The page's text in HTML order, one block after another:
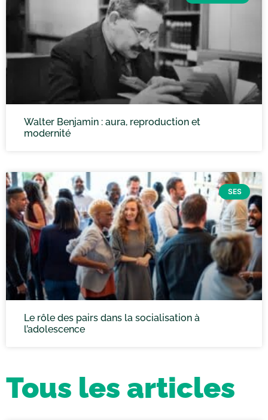
Walter Benjamin : aura, reproduction et
modernité
SES
Le rôle des pairs dans la socialisation à
l’adolescence
Tous les articles